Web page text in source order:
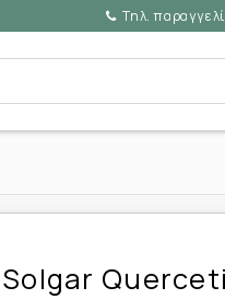
Τηλ.
Solgar